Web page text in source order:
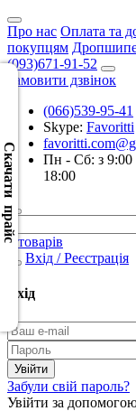
Про нас Оплата та
покупцям
(093)671-91-52
Замовити дзвінок
(066)539-95-41
Skype: Favoritti
Пн - Сб: з 9:00
18:00
0 товарів
Вхід / Реєстрація
Вхід
Забули свій пароль?
Увійти за
Скачати прайс
Скачать
XML
(Розн.)
Скачать
XML
(Опт)
CSV
Скачать
CSV
(Опт)